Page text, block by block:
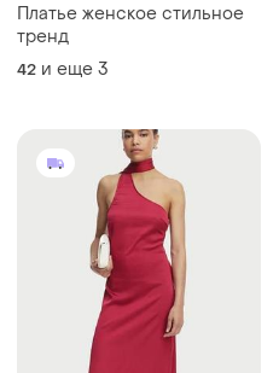
Платье женское стильное
тренд
42 и еще 3